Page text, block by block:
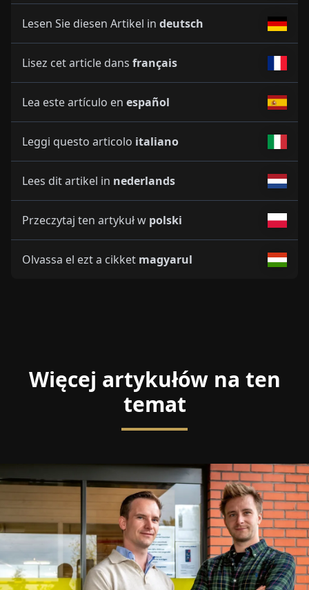
Lesen Sie diesen Artikel in deutsch
Lisez cet article dans français
Lea este artículo en español
Leggi questo articolo italiano
Lees dit artikel in nederlands
Przeczytaj ten artykuł w polski
Olvassa el ezt a cikket magyarul
Więcej artykułów na ten
temat